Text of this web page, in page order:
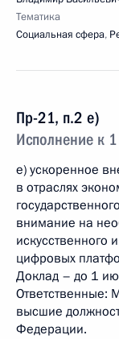
Тематика
Социальная сфера,
Пр-21, п.2 е)
Исполнение к
е) ускоренное
в отраслях
внимание на
искусственного
цифровых
Доклад – до 1
Ответственные:
высшие
Федерации.